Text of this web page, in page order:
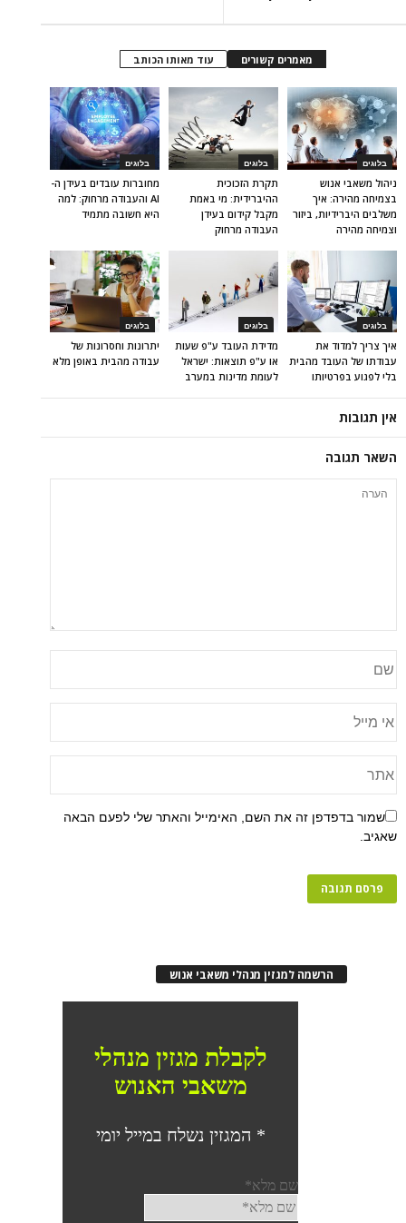
מאמרים קשורים עוד מאותו הכותב
בלוגים
מחוברות עובדים בעידן ה-
AI והעבודה מרחוק: למה
היא חשובה מתמיד
בלוגים
תקרת הזכוכית
ההיברידית: מי באמת
מקבל קידום בעידן
העבודה מרחוק
בלוגים
ניהול משאבי אנוש
בצמיחה מהירה: איך
משלבים היברידיות, ביזור
וצמיחה מהירה
בלוגים
יתרונות וחסרונות של
עבודה מהבית באופן מלא
בלוגים
מדידת העובד ע"פ שעות
או ע"פ תוצאות: ישראל
לעומת מדינות במערב
בלוגים
איך צריך למדוד את
עבודתו של העובד מהבית
בלי לפגוע בפרטיותו
אין תגובות
השאר תגובה
שמור בדפדפן זה את השם, האימייל והאתר שלי לפעם הבאה
שאגיב.
הרשמה למגזין מנהלי משאבי אנוש